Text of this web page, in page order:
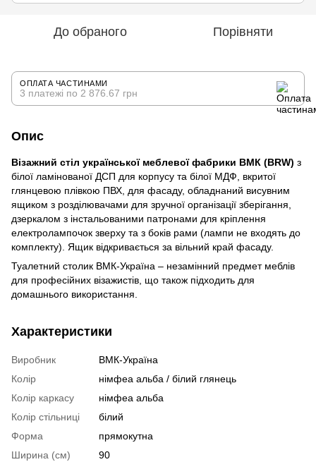
До обраного Порівняти
ОПЛАТА ЧАСТИНАМИ
3 платежі по 2 876.67 грн
Опис
Візажний стіл української меблевої фабрики ВМК (BRW) з
білої ламінованої ДСП для корпусу та білої МДФ, вкритої
глянцевою плівкою ПВХ, для фасаду, обладнаний висувним
ящиком з розділювачами для зручної організації зберігання,
дзеркалом з інстальованими патронами для кріплення
електролампочок зверху та з боків рами (лампи не входять до
комплекту). Ящик відкривається за вільний край фасаду.
Туалетний столик ВМК-Україна – незамінний предмет меблів
для професійних візажистів, що також підходить для
домашнього використання.
Характеристики
Виробник
ВМК-Україна
Колір
німфеа альба / білий глянець
Колір каркасу
німфеа альба
Колір стільниці
білий
Форма
прямокутна
Ширина (см)
90